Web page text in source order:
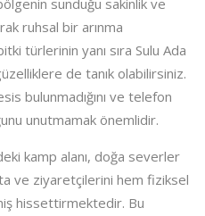
sunduğu sakinlik ve
ruhsal bir arınma
türlerinin yanı sıra Sulu Ada
de tanık olabilirsiniz.
bulunmadığını ve telefon
unutmamak önemlidir.
kamp alanı, doğa severler
ve ziyaretçilerini hem fiziksel
hissettirmektedir. Bu